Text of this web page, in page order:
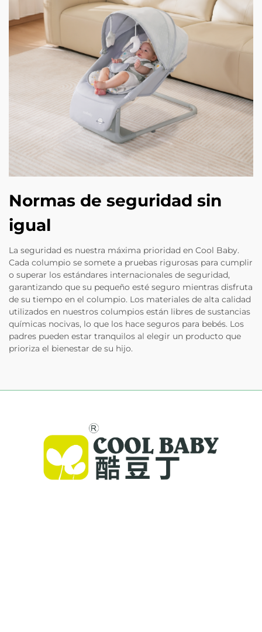
Normas de seguridad sin
igual
La seguridad es nuestra máxima prioridad en Cool Baby.
Cada columpio se somete a pruebas rigurosas para cumplir
o superar los estándares internacionales de seguridad,
garantizando que su pequeño esté seguro mientras disfruta
de su tiempo en el columpio. Los materiales de alta calidad
utilizados en nuestros columpios están libres de sustancias
químicas nocivas, lo que los hace seguros para bebés. Los
padres pueden estar tranquilos al elegir un producto que
prioriza el bienestar de su hijo.